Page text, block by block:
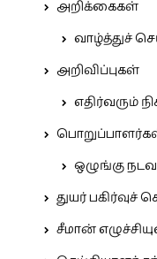
அறிக்கைகள்
வாழ்த்துச்
அறிவிப்புகள்
எதிர்வரும்
ஒழுங்கு
துயர் பகிர்வுச்
சீமான்